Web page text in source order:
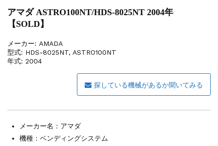
立形マシニングセンター
2026.7.1
OKK 立形マシニングセンター VM7Ⅲ...
ブラザー SPEEDIO W1000Xd...
ドラム形NC旋盤
2026.5.19
ミマキエンジニアリング NC彫刻機 ME...
販売 買取
2026.5.16
ダイヘン デジタルパルスMAG/MIG溶...
アマダ ASTRO100NT/HDS-8025NT 2004年
【SOLD】
メーカー: AMADA
型式: HDS-8025NT, ASTRO100NT
年式: 2004
探している機械があるか聞いてみる
メーカー名： アマダ
機種：ベンディングシステム